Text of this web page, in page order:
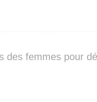
des femmes pour